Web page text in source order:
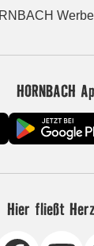
HORNBACH
Hier fließt